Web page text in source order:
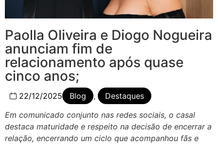
Paolla Oliveira e Diogo Nogueira
anunciam fim de
relacionamento após quase
cinco anos;
22/12/2025 Blog ,
Destaques
Em comunicado conjunto nas redes sociais, o casal
destaca maturidade e respeito na decisão de encerrar a
relação, encerrando um ciclo que acompanhou fãs e